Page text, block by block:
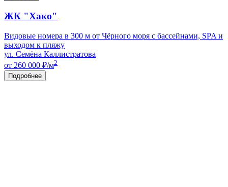
ЖК "Хако"
Видовые номера в 300 м от Чёрного моря с бассейнами, SPA и
выходом к пляжу
ул. Семёна Каллистратова
от 260 000 ₽/м2
Подробнее